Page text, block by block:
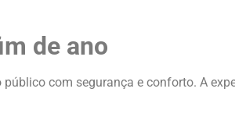
de ano
com segurança e conforto. A